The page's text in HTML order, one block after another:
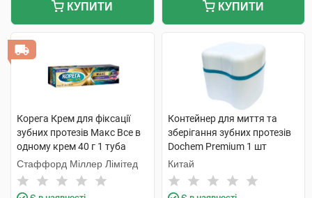
КУПИТИ КУПИТИ
Корега Крем для фіксації
зубних протезів Макс Все в
одному крем 40 г 1 туба
Стаффорд Міллер Лімітед
Контейнер для миття та
зберігання зубних протезів
Dochem Premium 1 шт
Китай